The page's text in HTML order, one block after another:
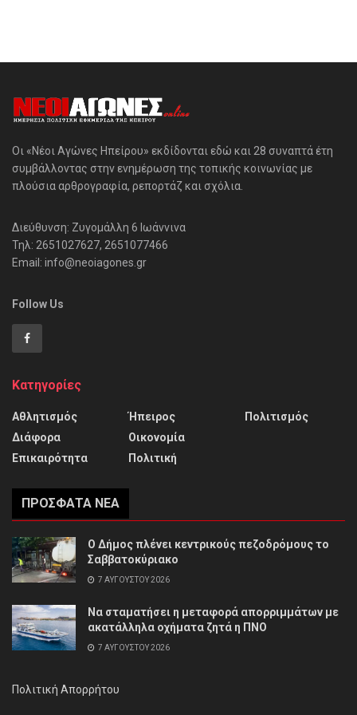
Οι «Νέοι Αγώνες Ηπείρου» εκδίδονται εδώ και 28 συναπτά έτη
συμβάλλοντας στην ενημέρωση της τοπικής κοινωνίας με
πλούσια αρθρογραφία, ρεπορτάζ και σχόλια.
Διεύθυνση: Ζυγομάλλη 6 Ιωάννινα
Τηλ: 2651027627, 2651077466
Email: info@neoiagones.gr
Follow Us
Κατηγορίες
Αθλητισμός
Διάφορα
Επικαιρότητα
Ήπειρος
Οικονομία
Πολιτική
Πολιτισμός
ΠΡΌΣΦΑΤΑ ΝΈΑ
Ο Δήμος πλένει κεντρικούς πεζοδρόμους το
Σαββατοκύριακο
7 ΑΥΓΟΎΣΤΟΥ 2026
Να σταματήσει η μεταφορά απορριμμάτων με
ακατάλληλα οχήματα ζητά η ΠΝΟ
7 ΑΥΓΟΎΣΤΟΥ 2026
Πολιτική Απορρήτου